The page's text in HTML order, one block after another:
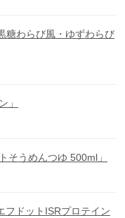
糖わらび風・ゆずわらび
」
そうめんつゆ 500ml」
ドットISRプロテイン